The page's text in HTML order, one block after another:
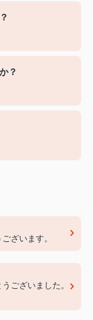
？
ざいます。
ございました。